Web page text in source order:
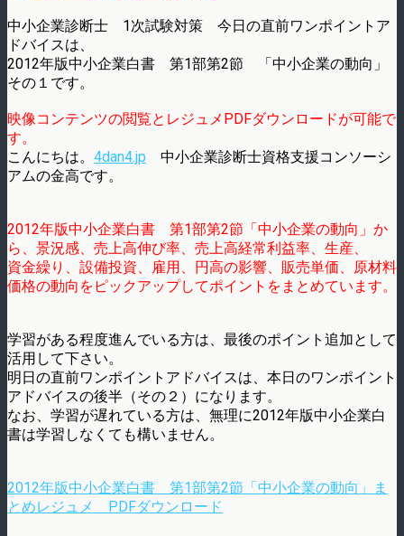
中小企業診断士 1次試験対策 今日の直前ワンポイントア
ドバイスは、
2012年版中小企業白書 第1部第2節 「中小企業の動向」
その１です。
映像コンテンツの閲覧とレジュメPDFダウンロードが可能で
す。
こんにちは。 4dan4.jp 中小企業診断士資格支援コンソーシ
アムの金高です。
2012年版中小企業白書 第1部第2節「中小企業の動向」か
ら、景況感、売上高伸び率、売上高経常利益率、生産、
資金繰り、設備投資、雇用、円高の影響、販売単価、原材料
価格の動向をピックアップしてポイントをまとめています。
学習がある程度進んでいる方は、最後のポイント追加として
活用して下さい。
明日の直前ワンポイントアドバイスは、本日のワンポイント
アドバイスの後半（その２）になります。
なお、学習が遅れている方は、無理に2012年版中小企業白
書は学習しなくても構いません。
2012年版中小企業白書 第1部第2節「中小企業の動向」ま
とめレジュメ PDFダウンロード